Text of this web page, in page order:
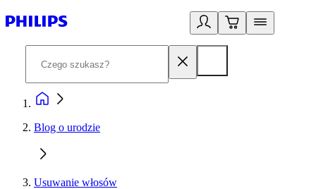
Blog o urodzie
Usuwanie włosów